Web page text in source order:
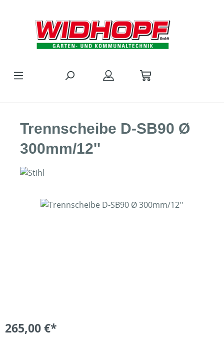
Trennscheibe D-SB90 Ø
300mm/12''
Bildergalerie überspringen
265,00 €*